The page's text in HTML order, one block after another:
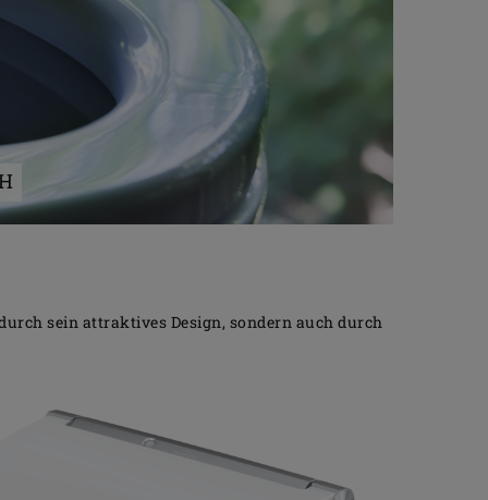
sein attraktives Design, sondern auch durch